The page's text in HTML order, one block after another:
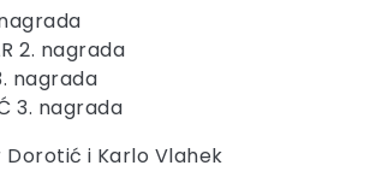
2. nagrada
nagrada
3. nagrada
Dorotić i Karlo Vlahek